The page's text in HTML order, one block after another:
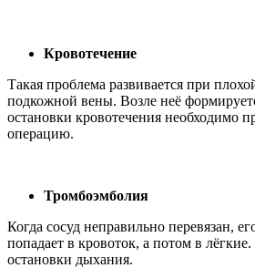
Кровотечение
Такая проблема развивается при
подкожной вены. Возле неё
остановки кровотечения необходимо
операцию.
Тромбоэмболия
Когда сосуд неправильно перевязан,
попадает в кровоток, а потом в
остановки дыхания.